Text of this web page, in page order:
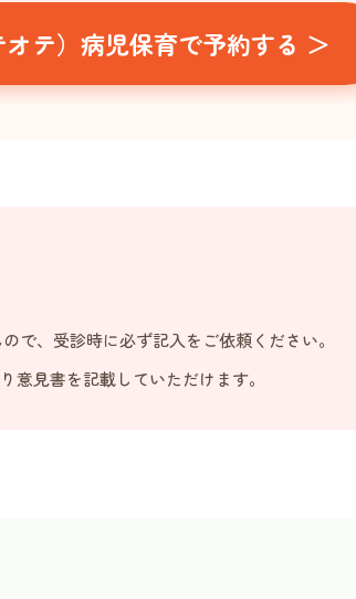
オテ）病児保育で予約する ＞
で、受診時に必ず記入をご依頼ください。
意見書を記載していただけます。